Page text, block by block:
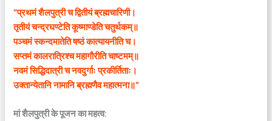
“प्रथमं शैलपुत्री च द्वितीयं ब्रह्मचारिणी।
तृतीयं चन्द्रघण्टेति कूष्माण्डेति चतुर्थकम्॥
पञ्चमं स्कन्दमातेति षष्ठं कात्यायनीति च।
सप्तमं कालरात्रिश्च महागौरीति चाष्टमम्॥
नवमं सिद्धिदात्री च नवदुर्गाः प्रकीर्तिताः।
उक्तान्येतानि नामानि ब्रह्मणैव महात्मना॥”
मां शैलपुत्री के पूजन का महत्व: